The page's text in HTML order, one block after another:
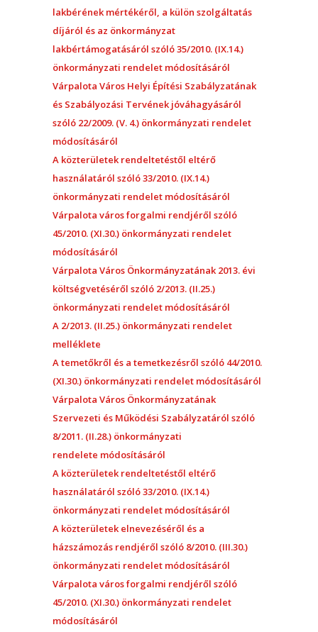
lakbérének mértékéről, a külön szolgáltatás
díjáról és az önkormányzat
lakbértámogatásáról szóló 35/2010. (IX.14.)
önkormányzati rendelet módosításáról
Várpalota Város Helyi Építési Szabályzatának
és Szabályozási Tervének jóváhagyásáról
szóló 22/2009. (V. 4.) önkormányzati rendelet
módosításáról
A közterületek rendeltetéstől eltérő
használatáról szóló 33/2010. (IX.14.)
önkormányzati rendelet módosításáról
Várpalota város forgalmi rendjéről szóló
45/2010. (XI.30.) önkormányzati rendelet
módosításáról
Várpalota Város Önkormányzatának 2013. évi
költségvetéséről szóló 2/2013. (II.25.)
önkormányzati rendelet módosításáról
A 2/2013. (II.25.) önkormányzati rendelet
melléklete
A temetőkről és a temetkezésről szóló 44/2010.
(XI.30.) önkormányzati rendelet módosításáról
Várpalota Város Önkormányzatának
Szervezeti és Működési Szabályzatáról szóló
8/2011. (II.28.) önkormányzati
rendelete módosításáról
A közterületek rendeltetéstől eltérő
használatáról szóló 33/2010. (IX.14.)
önkormányzati rendelet módosításáról
A közterületek elnevezéséről és a
házszámozás rendjéről szóló 8/2010. (III.30.)
önkormányzati rendelet módosításáról
Várpalota város forgalmi rendjéről szóló
45/2010. (XI.30.) önkormányzati rendelet
módosításáról